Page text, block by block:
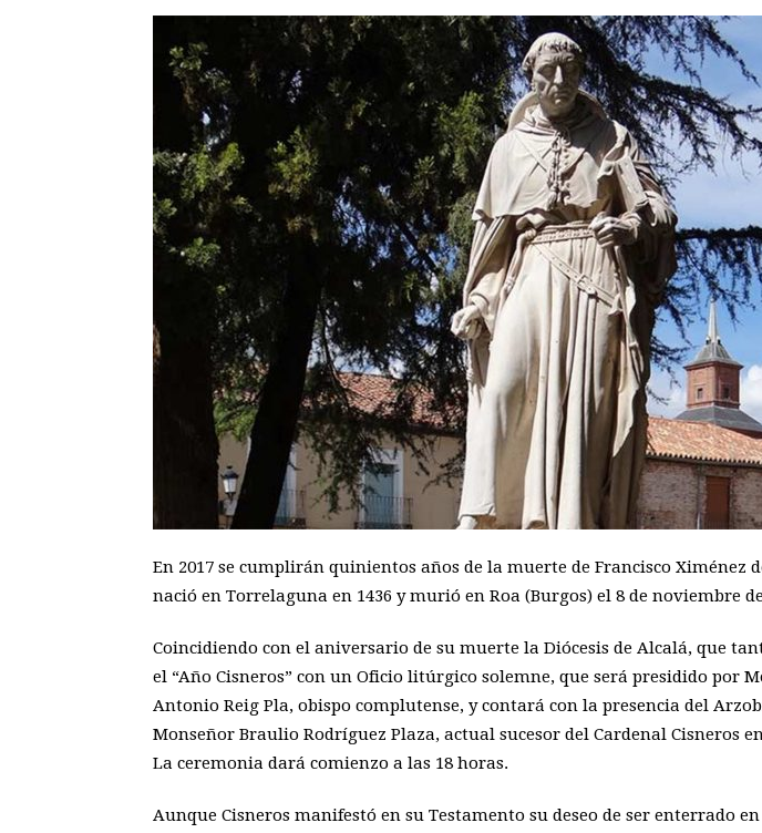
En 2017 se cumplirán quinientos años de la muerte de Francisco Ximénez
nació en Torrelaguna en 1436 y murió en Roa (Burgos) el 8 de noviembre
Coincidiendo con el aniversario de su muerte la Diócesis de Alcalá, que
el “Año Cisneros” con un Oficio litúrgico solemne, que será presidido por
Antonio Reig Pla, obispo complutense, y contará con la presencia del
Monseñor Braulio Rodríguez Plaza, actual sucesor del Cardenal Cisneros
La ceremonia dará comienzo a las 18 horas.
Aunque Cisneros manifestó en su Testamento su deseo de ser enterrado